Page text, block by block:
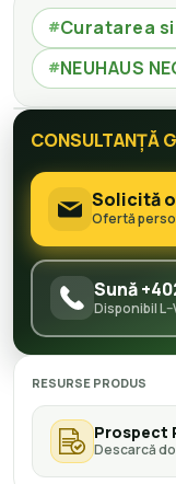
#Curatarea
#NEUHAUS
CONSULTANȚĂ
Solicită
Ofertă
Sună
Disponibil
RESURSE PRODUS
Prospect
Descarcă